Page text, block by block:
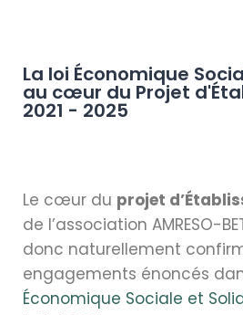
La loi Économique
au cœur du Projet
2021 - 2025
Le cœur du projet
de l’association AMRESO-
donc naturellement
engagements énoncés
Économique Sociale et